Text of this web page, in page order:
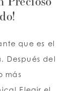
que es el
Después del
más